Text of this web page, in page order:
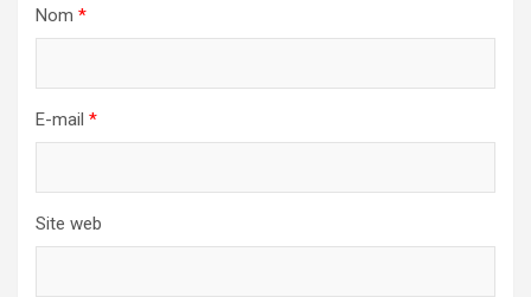
Nom *
E-mail *
Site web